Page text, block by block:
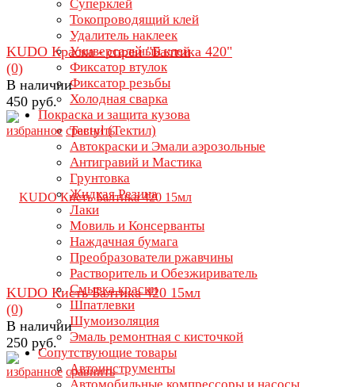
Суперклей
Токопроводящий клей
Удалитель наклеек
Универсальный клей
Фиксатор втулок
Фиксатор резьбы
Холодная сварка
Покраска и защита кузова
Tectyl (Тектил)
Автокраски и Эмали аэрозольные
Антигравий и Мастика
Грунтовка
Жидкая Резина
Лаки
Мовиль и Консерванты
Наждачная бумага
Преобразователи ржавчины
Растворитель и Обезжириватель
Смывка краски
Шпатлевки
Шумоизоляция
Эмаль ремонтная с кисточкой
Сопутствующие товары
Автоинструменты
избранное сравнить
KUDO Краска - спрей "Балтика 420"
(0)
В наличии
450 руб.
избранное сравнить
KUDO Кисть Балтика 420 15мл
(0)
В наличии
250 руб.